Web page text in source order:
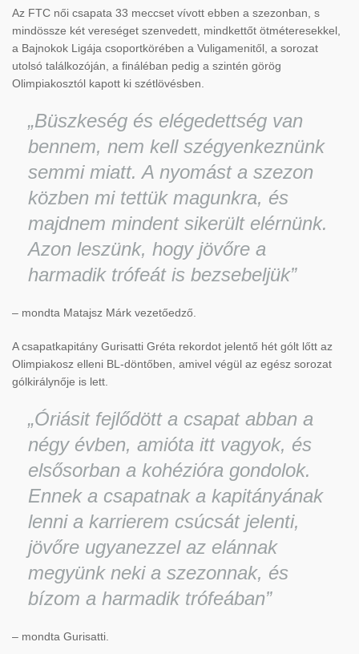
Az FTC női csapata 33 meccset vívott ebben a szezonban, s
mindössze két vereséget szenvedett, mindkettőt ötméteresekkel,
a Bajnokok Ligája csoportkörében a Vuligamenitől, a sorozat
utolsó találkozóján, a fináléban pedig a szintén görög
Olimpiakosztól kapott ki szétlövésben.
„Büszkeség és elégedettség van
bennem, nem kell szégyenkeznünk
semmi miatt. A nyomást a szezon
közben mi tettük magunkra, és
majdnem mindent sikerült elérnünk.
Azon leszünk, hogy jövőre a
harmadik trófeát is bezsebeljük”
– mondta Matajsz Márk vezetőedző.
A csapatkapitány Gurisatti Gréta rekordot jelentő hét gólt lőtt az
Olimpiakosz elleni BL-döntőben, amivel végül az egész sorozat
gólkirálynője is lett.
„Óriásit fejlődött a csapat abban a
négy évben, amióta itt vagyok, és
elsősorban a kohézióra gondolok.
Ennek a csapatnak a kapitányának
lenni a karrierem csúcsát jelenti,
jövőre ugyanezzel az elánnak
megyünk neki a szezonnak, és
bízom a harmadik trófeában”
– mondta Gurisatti.